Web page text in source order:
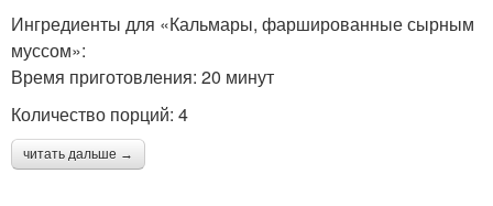
Ингредиенты для «Кальмары, фаршированные сырным
муссом»:
Время приготовления: 20 минут
Количество порций: 4
читать дальше →